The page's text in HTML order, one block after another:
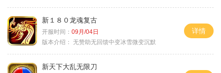
新１８０龙魂复古
开服时间： 09月/04日
版本介绍： 无赞助无回馈中变冰雪微变沉默
详情
新天下大乱无限刀